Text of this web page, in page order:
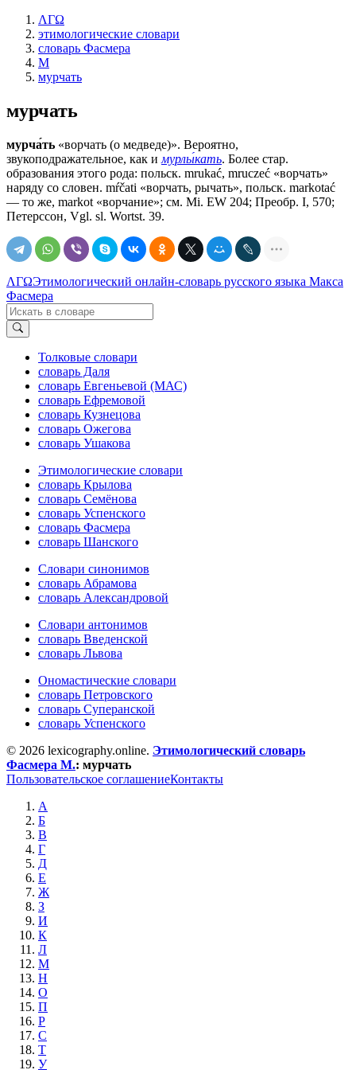
ΛΓΩ
этимологические словари
словарь Фасмера
М
мурчать
мурчать
мурча́ть «ворчать (о медведе)». Вероятно,
звукоподражательное, как и мурлы́кать. Более стар.
образования этого рода: польск. mrukać, mruczeć «ворчать»
наряду со словен. mŕčati «ворчать, рычать», польск. markotać
— то же, markot «ворчание»; см. Мi. ЕW 204; Преобр. I, 570;
Петерссон, Vgl. sl. Wortst. 39.
ΛΓΩЭтимологический онлайн-словарь русского языка Макса
Фасмера
Толковые словари
словарь Даля
словарь Евгеньевой (МАС)
словарь Ефремовой
словарь Кузнецова
словарь Ожегова
словарь Ушакова
Этимологические словари
словарь Крылова
словарь Семёнова
словарь Успенского
словарь Фасмера
словарь Шанского
Словари синонимов
словарь Абрамова
словарь Александровой
Словари антонимов
словарь Введенской
словарь Львова
Ономастические словари
словарь Петровского
словарь Суперанской
словарь Успенского
© 2026 lexicography.online. Этимологический словарь
Фасмера М.: мурчать
Пользовательское соглашениеКонтакты
А
Б
В
Г
Д
Е
Ж
З
И
К
Л
М
Н
О
П
Р
С
Т
У